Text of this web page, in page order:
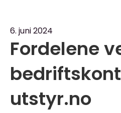
6. juni 2024
Fordelene
utstyr.no